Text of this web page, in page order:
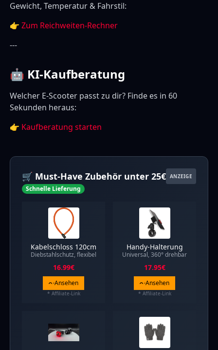
Gewicht, Temperatur & Fahrstil:
👉 Zum Reichweiten-Rechner
---
🤖 KI-Kaufberatung
Welcher E-Scooter passt zu dir? Finde es in 60
Sekunden heraus:
👉 Kaufberatung starten
🛒 Must-Have Zubehör unter 25€ ANZEIGE
Schnelle Lieferung
Kabelschloss 120cm
Diebstahlschutz, flexibel
16.99€
Ansehen
* Affiliate-Link
Handy-Halterung
Universal, 360° drehbar
17.95€
Ansehen
* Affiliate-Link